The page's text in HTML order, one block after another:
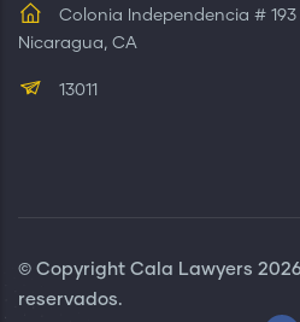
Colonia Independencia #
Nicaragua, CA
13011
© Copyright Cala Lawyers
reservados.